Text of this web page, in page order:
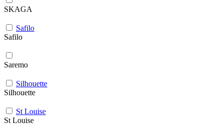
SKAGA
Safilo
Safilo
Saremo
Silhouette
Silhouette
St Louise
St Louise